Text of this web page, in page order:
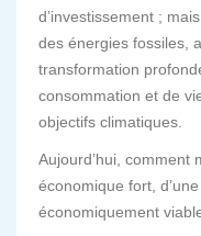
d’investissement ;
des énergies fossiles,
transformation
consommation et de
objectifs climatiques.
Aujourd’hui, comment
économique fort,
économiquement